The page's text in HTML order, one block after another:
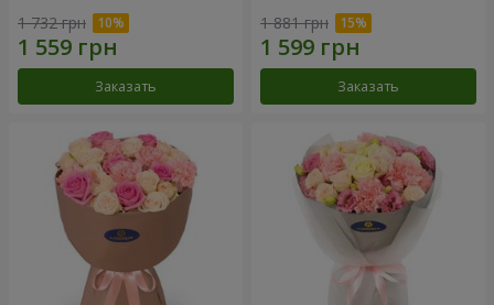
1 732 грн
Заказать
1 881 грн
Заказать